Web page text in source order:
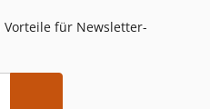
Vorteile für Newsletter-